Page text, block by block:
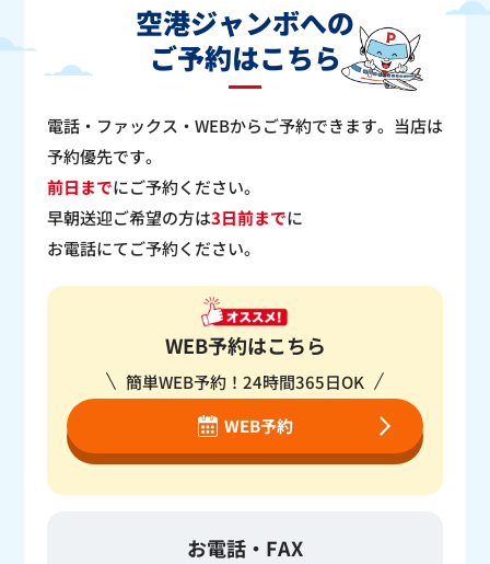
空港ジャンボへの
ご予約はこちら
電話・ファックス・WEBからご予約できます。当店は
予約優先です。
前日までにご予約ください。
早朝送迎ご希望の方は3日前までに
お電話にてご予約ください。
WEB予約はこちら
簡単WEB予約！24時間365日OK
WEB予約
お電話・FAX